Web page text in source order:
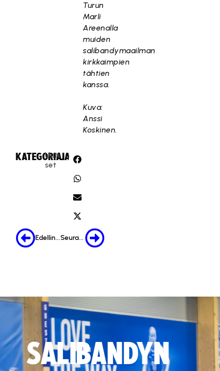
Turun
Marli
Areenalla
muiden
salibandymaailman
kirkkaimpien
tähtien
kanssa.
Kuva:
Anssi
Koskinen.
KATEGORIA:
Uuti
set
JAA:
Edellinen Seuraava
SALIBANDYN